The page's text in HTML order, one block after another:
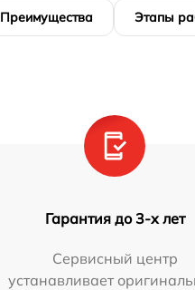
Преимущества Этапы
Гарантия до 3-х лет
Сервисный центр
устанавливает